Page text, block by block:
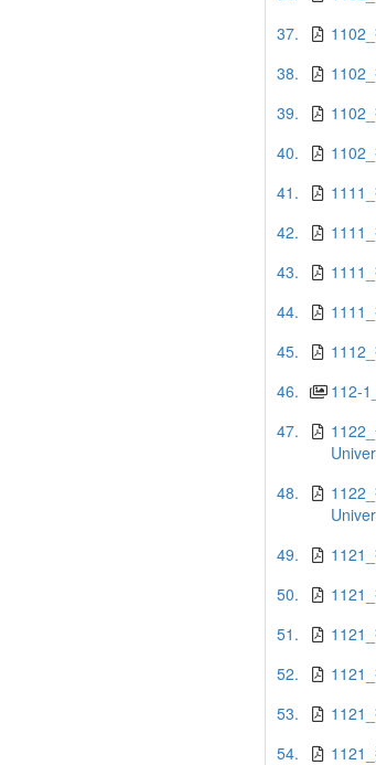
37.
38.
39.
40.
41.
42.
43.
44.
45.
46.
112-
47.
48.
49.
50.
51.
52.
53.
54.